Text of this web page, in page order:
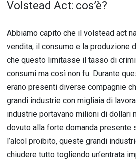
Volstead Act: cos’è?
Abbiamo capito che il volstead act
vendita, il consumo e la produzione
che questo limitasse il tasso di
consumi ma così non fu. Durante
erano presenti diverse compagnie
grandi industrie con migliaia di
industrie portavano milioni di dollari
dovuto alla forte domanda presente
l’alcol proibito, queste grandi
chiudere tutto togliendo un’entrata